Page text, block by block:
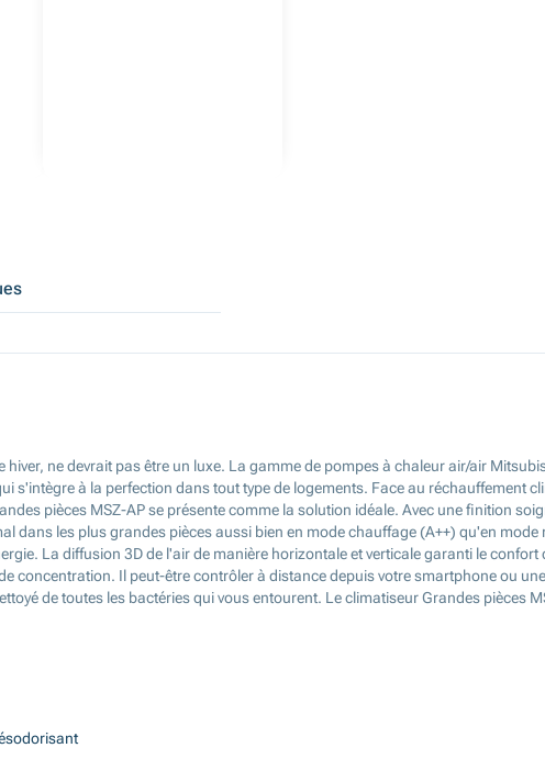
ne devrait pas être un luxe. La gamme de pompes à chaleur air/air
s'intègre à la perfection dans tout type de logements. Face au réchauffement
pièces MSZ-AP se présente comme la solution idéale. Avec une finition
les plus grandes pièces aussi bien en mode chauffage (A++) qu'en
La diffusion 3D de l'air de manière horizontale et verticale garanti le
concentration. Il peut-être contrôler à distance depuis votre smartphone ou
de toutes les bactéries qui vous entourent. Le climatiseur Grandes pièces